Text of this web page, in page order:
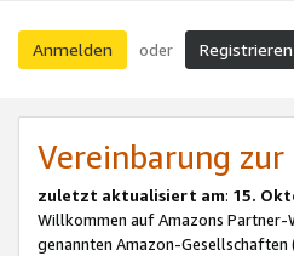
Anmelden oder Registrieren
Vereinbarung
zuletzt aktualisiert am: 15.
Willkommen auf Amazons Partner-
genannten Amazon-Gesellschaften